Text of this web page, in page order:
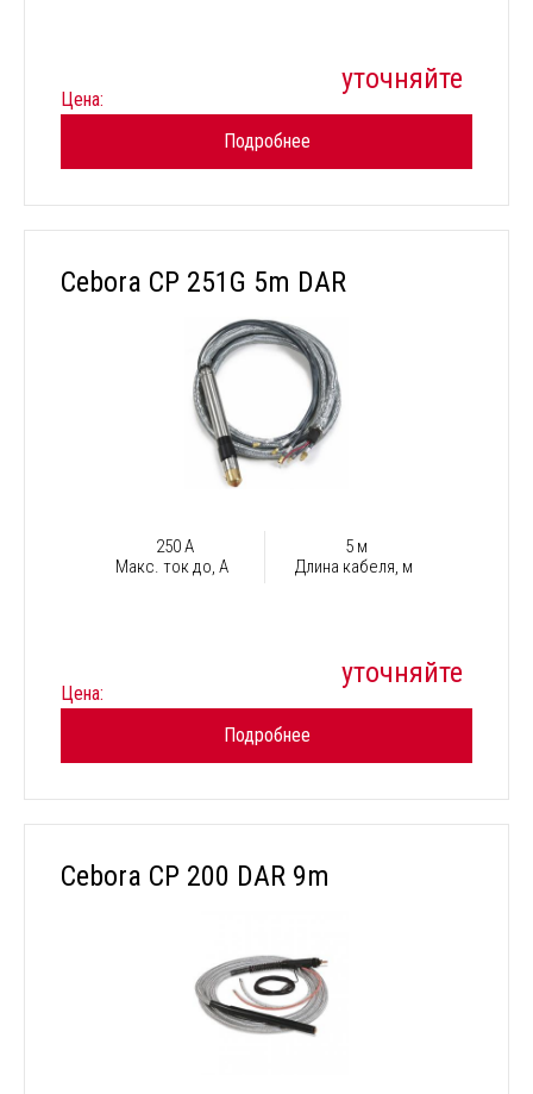
Цена:
уточняйте
Подробнее
Cebora CP 251G 5m DAR
250 А
Макс. ток до, А
5 м
Длина кабеля, м
Цена:
уточняйте
Подробнее
Cebora CP 200 DAR 9m